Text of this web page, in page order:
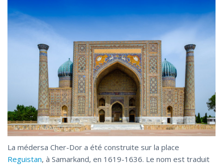
La médersa Cher-Dor a été construite sur la place
Reguistan, à Samarkand, en 1619-1636. Le nom est traduit